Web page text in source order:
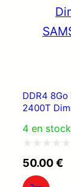
DDR4 8Go
2400T
4 en stock
Note
0
50.00€